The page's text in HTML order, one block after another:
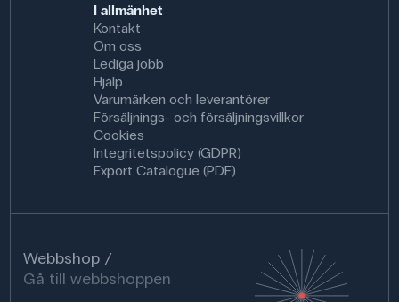
I allmänhet
Kontakt
Om oss
Lediga jobb
Hjälp
Varumärken och leverantörer
Försäljnings- och försäljningsvillkor
Cookies
Integritetspolicy (GDPR)
Export Catalogue (PDF)
Webbshop
Gå till webbshoppen